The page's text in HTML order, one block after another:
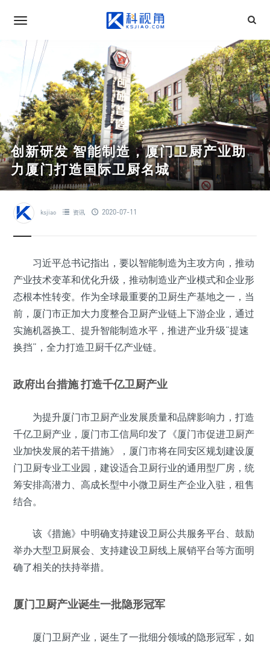
创新研发 智能制造，厦门卫厨产业助
力厦门打造国际卫厨名城
ksjiao 资讯 2020-07-11
习近平总书记指出，要以智能制造为主攻方向，推动
产业技术变革和优化升级，推动制造业产业模式和企业形
态根本性转变。作为全球最重要的卫厨生产基地之一，当
前，厦门市正加大力度整合卫厨产业链上下游企业，通过
实施机器换工、提升智能制造水平，推进产业升级“提速
换挡”，全力打造卫厨千亿产业链。
政府出台措施 打造千亿卫厨产业
为提升厦门市卫厨产业发展质量和品牌影响力，打造
千亿卫厨产业，厦门市工信局印发了《厦门市促进卫厨产
业加快发展的若干措施》，厦门市将在同安区规划建设厦
门卫厨专业工业园，建设适合卫厨行业的通用型厂房，统
筹安排高潜力、高成长型中小微卫厨生产企业入驻，租售
结合。
该《措施》中明确支持建设卫厨公共服务平台、鼓励
举办大型卫厨展会、支持建设卫厨线上展销平台等方面明
确了相关的扶持举措。
厦门卫厨产业诞生一批隐形冠军
厦门卫厨产业，诞生了一批细分领域的隐形冠军，如